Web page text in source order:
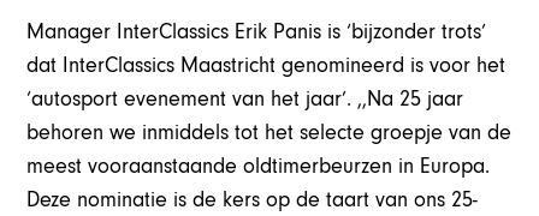
Manager InterClassics Erik Panis is ‘bijzonder trots’
dat InterClassics Maastricht genomineerd is voor het
‘autosport evenement van het jaar’. ,,Na 25 jaar
behoren we inmiddels tot het selecte groepje van de
meest vooraanstaande oldtimerbeurzen in Europa.
Deze nominatie is de kers op de taart van ons 25-